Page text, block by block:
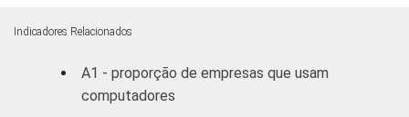
Transporte,
armazenagem
Indicadores Relacionados
A1 - proporção de empresas que usam
computadores